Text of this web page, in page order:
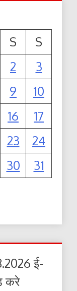
S
S
2
3
9
10
16
17
23
24
30 31
ई-
करे